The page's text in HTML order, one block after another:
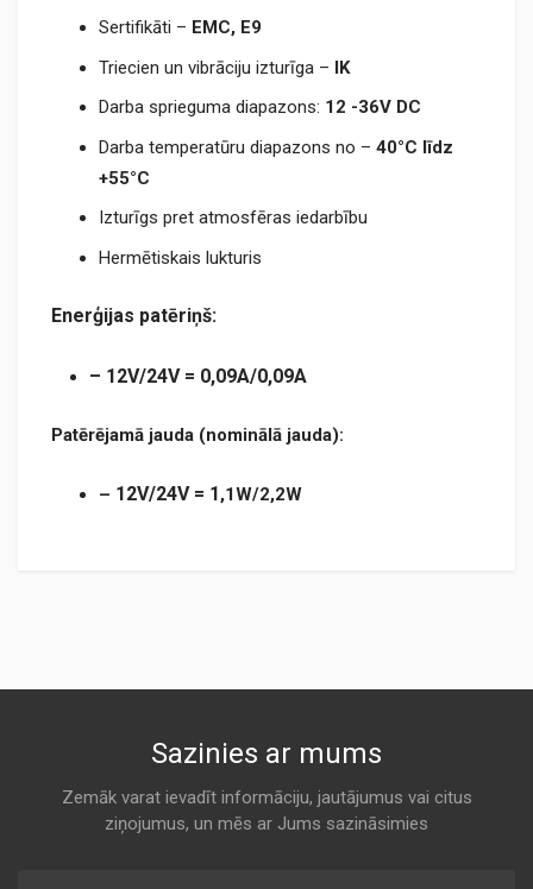
Sertifikāti – EMC, E9
Triecien un vibrāciju izturīga – IK
Darba sprieguma diapazons: 12 -36V DC
Darba temperatūru diapazons no – 40°C līdz
+55°C
Izturīgs pret atmosfēras iedarbību
Hermētiskais lukturis
Enerģijas patēriņš:
– 12V/24V = 0,09A/0,09A
Patērējamā jauda (nominālā jauda):
– 12V/24V = 1,1W/2,2W
Sazinies ar mums
Zemāk varat ievadīt informāciju, jautājumus vai citus
ziņojumus, un mēs ar Jums sazināsimies